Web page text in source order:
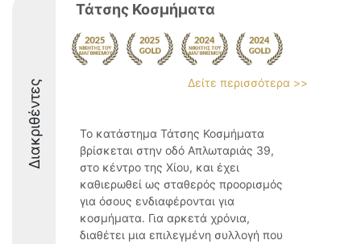
Διακριθέντες
Τάτσης Κοσμήματα
Δείτε περισσότερα >>
Το κατάστημα Τάτσης Κοσμήματα
βρίσκεται στην οδό Απλωταριάς 39,
στο κέντρο της Χίου, και έχει
καθιερωθεί ως σταθερός προορισμός
για όσους ενδιαφέρονται για
κοσμήματα. Για αρκετά χρόνια,
διαθέτει μια επιλεγμένη συλλογή που